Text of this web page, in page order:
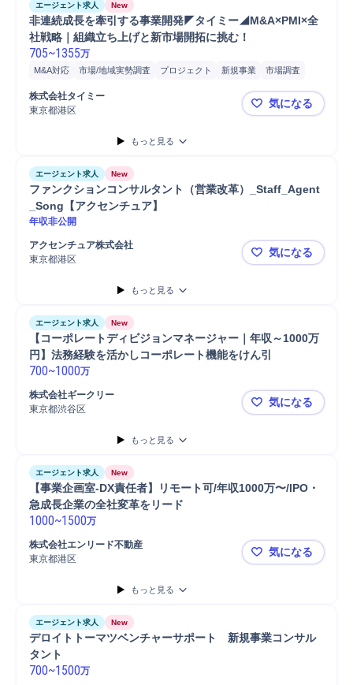
エージェント求人 New
非連続成長を牽引する事業開発◤タイミー◢M&A×PMI×全
社戦略｜組織立ち上げと新市場開拓に挑む！
705~1355万
M&A対応 市場/地域実勢調査 プロジェクト 新規事業
市場調査
契約締結
株式会社タイミー
東京都港区
非連続成長
気になる
もっと見る
エージェント求人 New
ファンクションコンサルタント（営業改革）_Staff_Agent
_Song【アクセンチュア】
年収非公開
アクセンチュア株式会社
東京都港区
ファンクシ
気になる
もっと見る
エージェント求人 New
【コーポレートディビジョンマネージャー｜年収～1000万
円】法務経験を活かしコーポレート機能をけん引
700~1000万
株式会社ギークリー
東京都渋谷区
【コーポレ
気になる
もっと見る
エージェント求人 New
【事業企画室-DX責任者】リモート可/年収1000万〜/IPO・
急成長企業の全社変革をリード
1000~1500万
株式会社エンリード不動産
東京都港区
【事業企画
気になる
もっと見る
エージェント求人 New
デロイトトーマツベンチャーサポート　新規事業コンサル
タント
700~1500万